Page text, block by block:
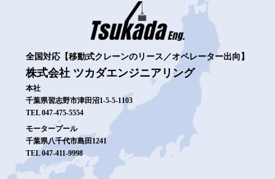
全国対応【移動式クレーンのリース／オペレーター出向】
株式会社 ツカダエンジニアリング
本社
千葉県習志野市津田沼1-5-5-1103
TEL 047-475-5554
モータープール
千葉県八千代市島田1241
TEL 047-411-9998